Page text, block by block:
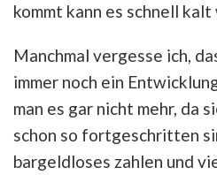
kommt kann es schnell kalt
Manchmal vergesse ich,
immer noch ein
man es gar nicht mehr, da
schon so fortgeschritten
bargeldloses zahlen und